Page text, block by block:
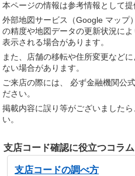
本ページの情報は参考情報として提
外部地図サービス（Google マップ
の精度や地図データの更新状況に
表示される場合があります。
また、店舗の移転や住所変更など
ない場合があります。
ご来店の際には、 必ず金融機関公
ださい。
掲載内容に誤り等がございましたら
い。
支店コード確認に役立つコラム
支店コードの調べ方